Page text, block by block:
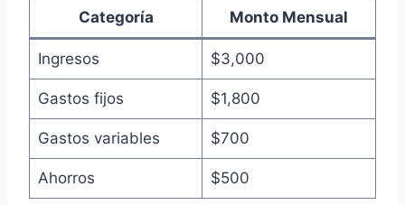
Categoría Monto Mensual
Ingresos $3,000
Gastos fijos $1,800
Gastos variables $700
Ahorros $500